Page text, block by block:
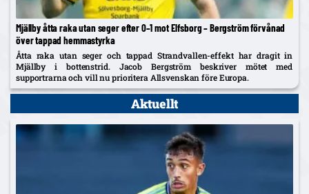
Mjällby åtta raka utan seger efter 0–1 mot Elfsborg – Bergström förvånad
över tappad hemmastyrka
Åtta raka utan seger och tappad Strandvallen-effekt har dragit in
Mjällby i bottenstrid. Jacob Bergström beskriver mötet med
supportrarna och vill nu prioritera Allsvenskan före Europa.
Aktuellt